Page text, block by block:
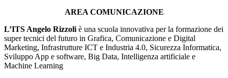
AREA COMUNICAZIONE
L’ITS Angelo Rizzoli è una scuola innovativa per la formazione dei
super tecnici del futuro in Grafica, Comunicazione e Digital
Marketing, Infrastrutture ICT e Industria 4.0, Sicurezza Informatica,
Sviluppo App e software, Big Data, Intelligenza artificiale e
Machine Learning